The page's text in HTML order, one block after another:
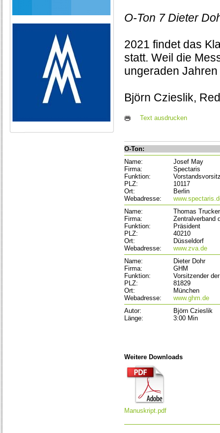
O-Ton 7 Dieter
2021 findet das
statt. Weil die
ungeraden
Björn Czieslik,
Text ausdrucken
O-Ton:
Name:
Josef May
Firma:
Spectaris
Funktion:
PLZ:
10117
Ort:
Berlin
Webadresse:
Name:
Thomas
Firma:
Zentralverband
Funktion:
Präsident
PLZ:
40210
Ort:
Düsseldorf
Webadresse:
www.zva.de
Name:
Dieter Dohr
Firma:
GHM
Funktion:
Vorsitzender
PLZ:
81829
Ort:
München
Webadresse:
www.ghm.de
Autor:
Björn Czieslik
Länge:
3:00 Min
Weitere Downloads
Manuskript.pdf